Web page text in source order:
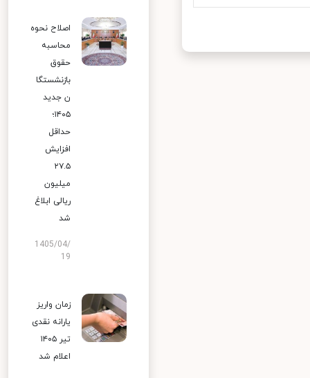
اصلاح نحوه
محاسبه
حقوق
بازنشستگا
ن جدید
۱۴۰۵؛
حداقل
افزایش
۲۷.۵
میلیون
ریالی ابلاغ
شد
1405/04/
19
زمان واریز
یارانه نقدی
تیر ۱۴۰۵
اعلام شد